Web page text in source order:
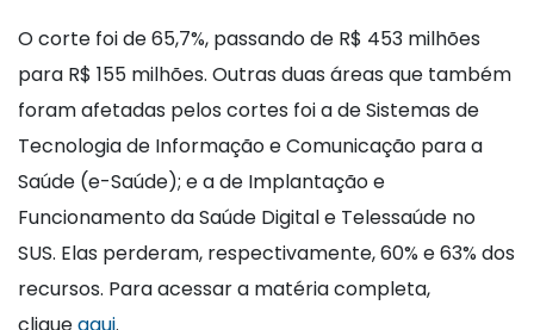
O corte foi de 65,7%, passando de R$ 453 milhões
para R$ 155 milhões. Outras duas áreas que também
foram afetadas pelos cortes foi a de Sistemas de
Tecnologia de Informação e Comunicação para a
Saúde (e-Saúde); e a de Implantação e
Funcionamento da Saúde Digital e Telessaúde no
SUS. Elas perderam, respectivamente, 60% e 63% dos
recursos. Para acessar a matéria completa,